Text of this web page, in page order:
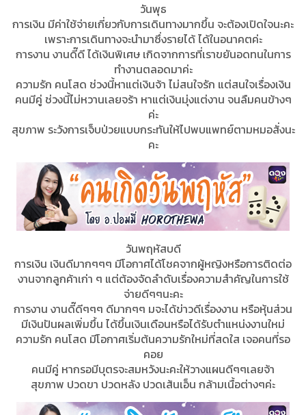
วันพุธ
การเงิน มีค่าใช้จ่ายเกี่ยวกับการเดินทางมากขึ้น จะต้องเปิดใจนะคะ
เพราะการเดินทางจะนำมาซึ่งรายได้ ได้ในอนาคตค่ะ
การงาน งานดี๊ดี ได้เงินพิเศษ เกิดจากการที่เราขยันอดทนในการ
ทำงานตลอดมาค่ะ
ความรัก คนโสด ช่วงนี้หาแต่เงินจ้า ไม่สนใจรัก แต่สนใจเรื่องเงิน
คนมีคู่ ช่วงนี้ไม่หวานเลยจร้า หาแต่เงินมุ่งแต่งาน จนลืมคนข้างๆ
ค่ะ
สุขภาพ ระวังการเจ็บป่วยแบบกระทันให้ไปพบแพทย์ตามหมอสั่งนะ
คะ
วันพฤหัสบดี
การเงิน เงินดีมากๆๆๆ มีโอกาศได้โชคจากผู้หญิงหรือการติดต่อ
งานจากลูกค้าเก่า ๆ แต่ต้องจัดลำดับเรื่องความสำคัญในการใช้
จ่ายดีๆๆนะคะ
การงาน งานดี๊ดีๆๆๆ ดีมากๆๆ มจะได้ข่าวดีเรื่องงาน หรือหุ้นส่วน
มีเงินปันผลเพิ่มขึ้น ได้ขึ้นเงินเดือนหรือได้รับตำแหน่งงานใหม่
ความรัก คนโสด มีโอกาศเริ่มต้นความรักใหม่ที่สดใส เจอคนที่รอ
คอย
คนมีคู่ หากรอมีบุตรจะสมหวังนะคะให้วางแผนดีๆๆเลยจ้า
สุขภาพ ปวดขา ปวดหลัง ปวดเส้นเอ็น กล้ามเนื้อต่างๆค่ะ